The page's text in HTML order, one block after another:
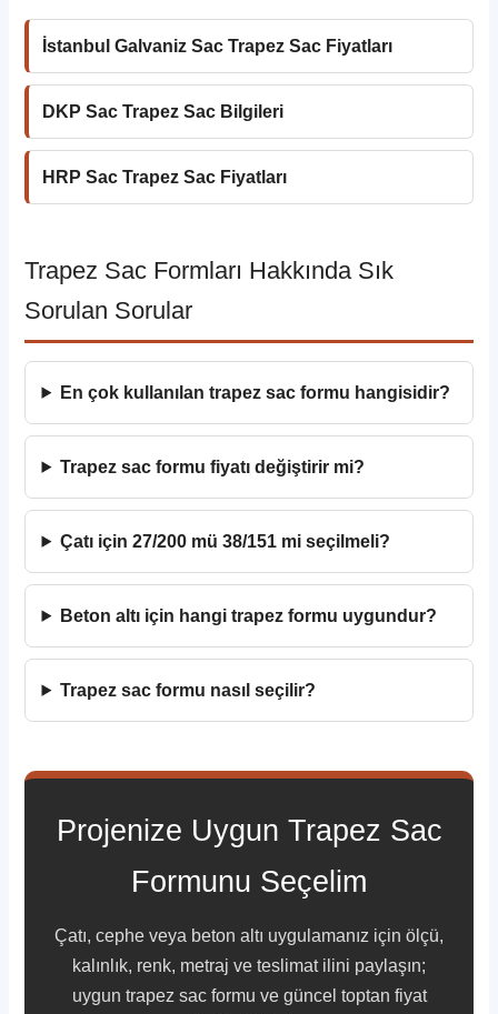
İstanbul Galvaniz Sac Trapez Sac Fiyatları
DKP Sac Trapez Sac Bilgileri
HRP Sac Trapez Sac Fiyatları
Trapez Sac Formları Hakkında Sık
Sorulan Sorular
En çok kullanılan trapez sac formu hangisidir?
Trapez sac formu fiyatı değiştirir mi?
Çatı için 27/200 mü 38/151 mi seçilmeli?
Beton altı için hangi trapez formu uygundur?
Trapez sac formu nasıl seçilir?
Projenize Uygun Trapez Sac
Formunu Seçelim
Çatı, cephe veya beton altı uygulamanız için ölçü,
kalınlık, renk, metraj ve teslimat ilini paylaşın;
uygun trapez sac formu ve güncel toptan fiyat